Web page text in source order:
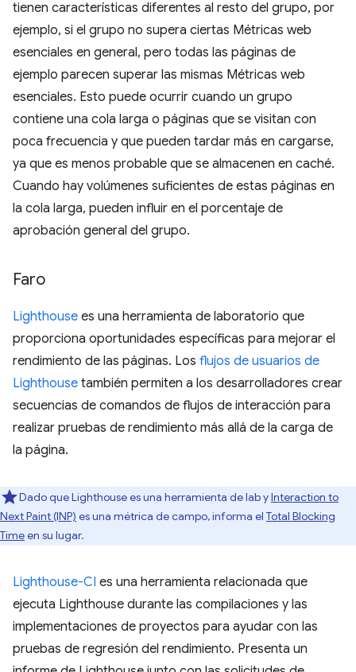
tienen características diferentes al resto del grupo, por
ejemplo, si el grupo no supera ciertas Métricas web
esenciales en general, pero todas las páginas de
ejemplo parecen superar las mismas Métricas web
esenciales. Esto puede ocurrir cuando un grupo
contiene una cola larga o páginas que se visitan con
poca frecuencia y que pueden tardar más en cargarse,
ya que es menos probable que se almacenen en caché.
Cuando hay volúmenes suficientes de estas páginas en
la cola larga, pueden influir en el porcentaje de
aprobación general del grupo.
Faro
Lighthouse es una herramienta de laboratorio que
proporciona oportunidades específicas para mejorar el
rendimiento de las páginas. Los flujos de usuarios de
Lighthouse también permiten a los desarrolladores crear
secuencias de comandos de flujos de interacción para
realizar pruebas de rendimiento más allá de la carga de
la página.
Dado que Lighthouse es una herramienta de lab yInteraction to
Next Paint (INP) es una métrica de campo, informa el Total Blocking
Timeen su lugar.
Lighthouse-CI es una herramienta relacionada que
ejecuta Lighthouse durante las compilaciones y las
implementaciones de proyectos para ayudar con las
pruebas de regresión del rendimiento. Presenta un